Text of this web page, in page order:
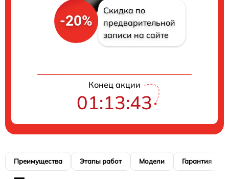
-20%
Скидка по
предварительной
записи на сайте
Конец акции
01:13:42
Преимущества Этапы работ Модели Гарантия